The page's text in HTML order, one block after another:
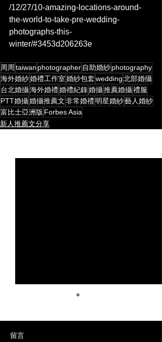
/12/27/10-amazing-locations-around-
the-world-to-take-pre-wedding-
photographs-this-
winter/#3453d206263e
周周 taiwan photographer 自助婚紗photography
海外婚紗婚禮工作室婚紗包套wedding北部婚攝
台北婚攝海外婚禮婚禮紀錄婚攝推薦婚攝禮服
PTT婚攝婚攝推薦文非常婚禮 明星婚紗藝人婚紗
富比士亞洲版 Forbes Asia
新人推薦文分享
留言